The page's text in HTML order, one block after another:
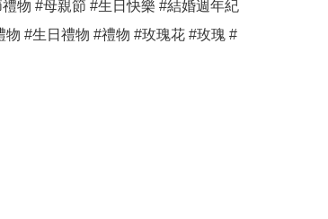
物 #母親節 #生日快樂 #結婚週年紀
物 #生日禮物 #禮物 #玫瑰花 #玫瑰 #